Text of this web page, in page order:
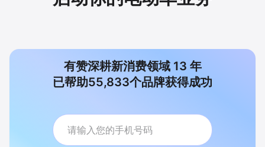
有赞深耕新消费领域 13 年
已帮助55,833个品牌获得成功